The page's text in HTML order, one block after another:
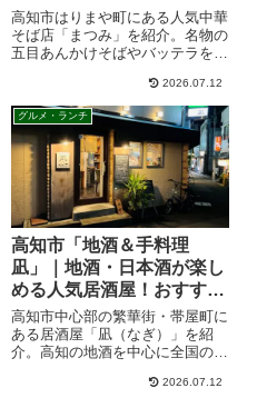
が人気の名店
高知市はりまや町にある人気中華
そば店「まつみ」を紹介。名物の
五目あんかけそばやバッテラを実
アクセス、営業時間、駐車場情報
も掲載。高知で美味しい中華そば
を探している方必見です。
2026.07.12
グルメ・ランチ
高知市「地酒＆手料理
凪」｜地酒・日本酒が楽し
める人気居酒屋！おすすめ
料理も紹介
高知市中心部の繁華街・帯屋町に
ある居酒屋「凪（なぎ）」を紹
介。高知の地酒を中心に全国の日
らなどの絶品料理も楽しめます。
2026.07.12